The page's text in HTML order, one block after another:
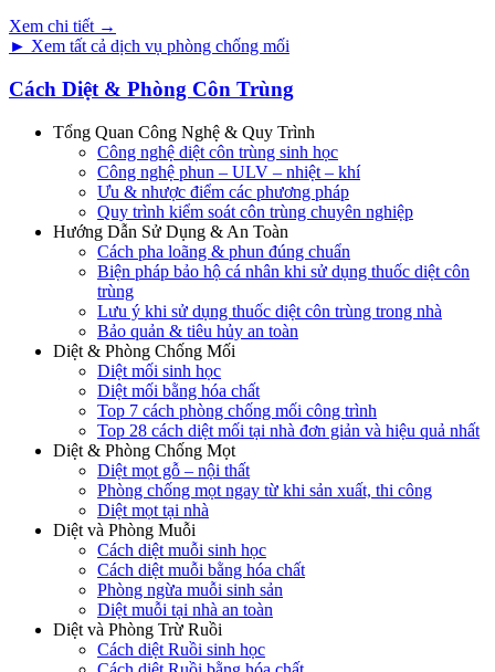
Xem chi tiết →
► Xem tất cả dịch vụ phòng chống mối
Cách Diệt & Phòng Côn Trùng
Tổng Quan Công Nghệ & Quy Trình
Công nghệ diệt côn trùng sinh học
Công nghệ phun – ULV – nhiệt – khí
Ưu & nhược điểm các phương pháp
Quy trình kiểm soát côn trùng chuyên nghiệp
Hướng Dẫn Sử Dụng & An Toàn
Cách pha loãng & phun đúng chuẩn
Biện pháp bảo hộ cá nhân khi sử dụng thuốc diệt côn
trùng
Lưu ý khi sử dụng thuốc diệt côn trùng trong nhà
Bảo quản & tiêu hủy an toàn
Diệt & Phòng Chống Mối
Diệt mối sinh học
Diệt mối bằng hóa chất
Top 7 cách phòng chống mối công trình
Top 28 cách diệt mối tại nhà đơn giản và hiệu quả nhất
Diệt & Phòng Chống Mọt
Diệt mọt gỗ – nội thất
Phòng chống mọt ngay từ khi sản xuất, thi công
Diệt mọt tại nhà
Diệt và Phòng Muỗi
Cách diệt muỗi sinh học
Cách diệt muỗi bằng hóa chất
Phòng ngừa muỗi sinh sản
Diệt muỗi tại nhà an toàn
Diệt và Phòng Trừ Ruồi
Cách diệt Ruồi sinh học